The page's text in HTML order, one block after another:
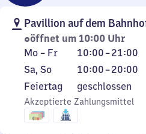
Pavillion auf dem
öffnet um 10:00 Uhr
Montag
bis
Freitag
Mo – Fr 10:00–21:00
Von
10
bis
21
Uhr
Samstag
und
Sonntag
Sa, So 10:00–20:00
Von
10
Uhr
bis
20
Feiertag
Feiertag geschlossen
Akzeptierte Zahlungsmittel